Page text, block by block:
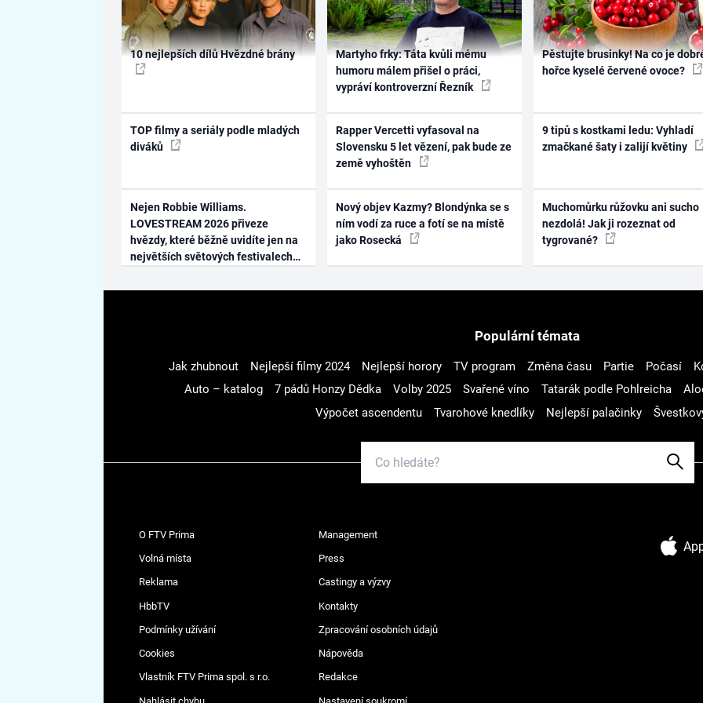
10 nejlepších dílů Hvězdné brány
TOP filmy a seriály podle mladých
diváků
Nejen Robbie Williams.
LOVESTREAM 2026 přiveze
hvězdy, které běžně uvidíte jen na
největších světových festivalech
Martyho frky: Táta kvůli mému
humoru málem přišel o práci,
vypráví kontroverzní Řezník
Rapper Vercetti vyfasoval na
Slovensku 5 let vězení, pak bude ze
země vyhoštěn
Nový objev Kazmy? Blondýnka se s
ním vodí za ruce a fotí se na místě
jako Rosecká
Pěstujte brusinky! Na co je
hořce kyselé červené ovoce?
9 tipů s kostkami ledu: Vyhladí
zmačkané šaty i zalijí květiny
Muchomůrku růžovku ani sucho
nezdolá! Jak ji rozeznat od
tygrované?
Populární témata
Jak zhubnout Nejlepší filmy 2024 Nejlepší horory TV program Změna času Partie Počasí
Auto – katalog
7 pádů Honzy Dědka Volby 2025 Svařené víno Tatarák podle Pohlreicha
Výpočet ascendentu
Tvarohové knedlíky Nejlepší palačinky
O FTV Prima Management
Volná místa Press
Reklama Castingy a výzvy
HbbTV Kontakty
Podmínky užívání Zpracování osobních údajů
Cookies Nápověda
Vlastník FTV Prima spol. s r.o. Redakce